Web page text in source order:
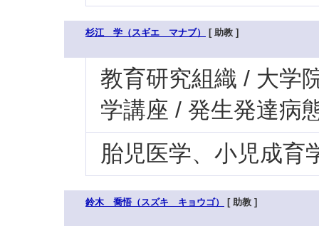
杉江 学（スギエ マナブ） [ 助教 ]
教育研究組織 / 大学
学講座 / 発生発達病
胎児医学、小児成育
鈴木 喬悟（スズキ キョウゴ） [ 助教 ]